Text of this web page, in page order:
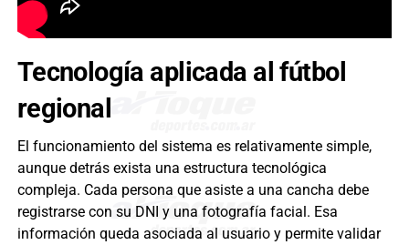
Tecnología aplicada al fútbol
regional
El funcionamiento del sistema es relativamente simple,
aunque detrás exista una estructura tecnológica
compleja. Cada persona que asiste a una cancha debe
registrarse con su DNI y una fotografía facial. Esa
información queda asociada al usuario y permite validar